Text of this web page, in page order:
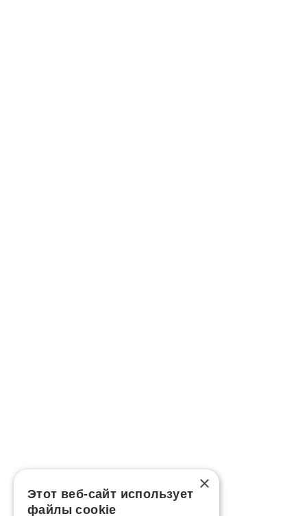
×
Этот веб-сайт использует
файлы cookie